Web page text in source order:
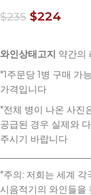
$235 $224
와인상태고지 약간의
*주의: 저희는 세계
시음적기의 와인들을